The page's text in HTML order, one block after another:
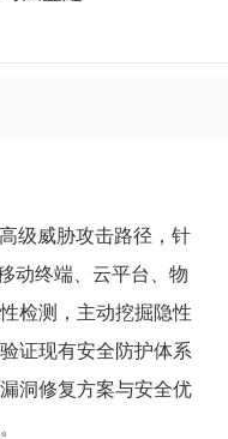
级威胁攻击路径，针
动终端、云平台、物
检测，主动挖掘隐性
证现有安全防护体系
洞修复方案与安全优